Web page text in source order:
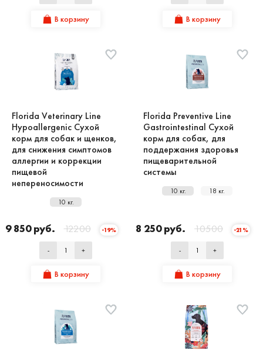
В корзину В корзину
Florida Veterinary Line
Hypoallergenic Сухой
корм для собак и щенков,
для снижения симптомов
аллергии и коррекции
пищевой
непереносимости
10 кг.
9 850 руб. 12200 -19%
- +
В корзину
Florida Preventive Line
Gastrointestinal Сухой
корм для собак, для
поддержания здоровья
пищеварительной
системы
10 кг. 18 кг.
8 250 руб. 10500 -21%
- +
В корзину